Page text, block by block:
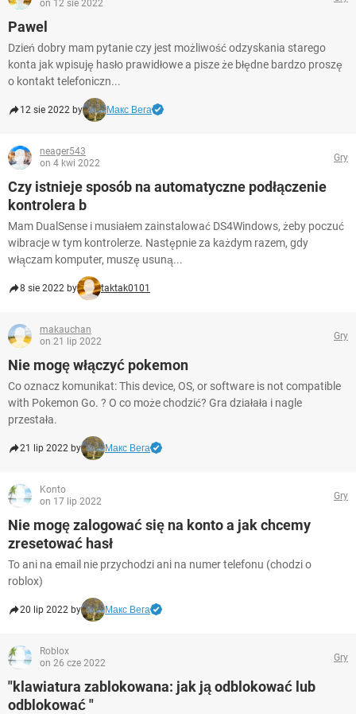
on 12 sie 2022
Pawel
Dzień dobry mam pytanie czy jest możliwość odzyskania starego
konta jak wpisuję hasło prawidłowe a pisze że błędne bardzo proszę
o kontakt telefoniczn...
12 sie 2022 by Макс Вега
neager543
on 4 kwi 2022
Gry
Czy istnieje sposób na automatyczne podłączenie
kontrolera b
Mam DualSense i musiałem zainstalować DS4Windows, żeby poczuć
wibracje w tym kontrolerze. Następnie za każdym razem, gdy
włączam komputer, muszę usuną...
8 sie 2022 by taktak0101
makauchan
on 21 lip 2022
Gry
Nie mogę włączyć pokemon
Co oznacz komunikat: This device, OS, or software is not compatible
with Pokemon Go. ? O co może chodzić? Gra działała i nagle
przestała.
21 lip 2022 by Макс Вега
Konto
on 17 lip 2022
Gry
Nie mogę zalogować się na konto a jak chcemy
zresetować hasł
To ani na email nie przychodzi ani na numer telefonu (chodzi o
roblox)
20 lip 2022 by Макс Вега
Roblox
on 26 cze 2022
Gry
"klawiatura zablokowana: jak ją odblokować lub
odblokować "